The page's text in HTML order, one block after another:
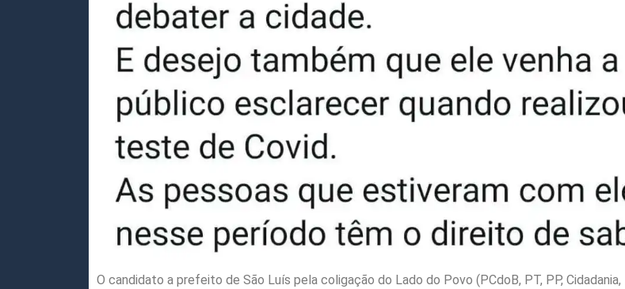
O candidato a prefeito de São Luís pela coligação do Lado do Povo (PCdoB, PT, PP, Cidadania,